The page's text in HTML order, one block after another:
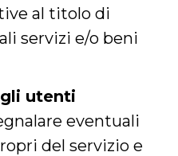
al titolo di
servizi e/o beni
utenti
eventuali
del servizio e